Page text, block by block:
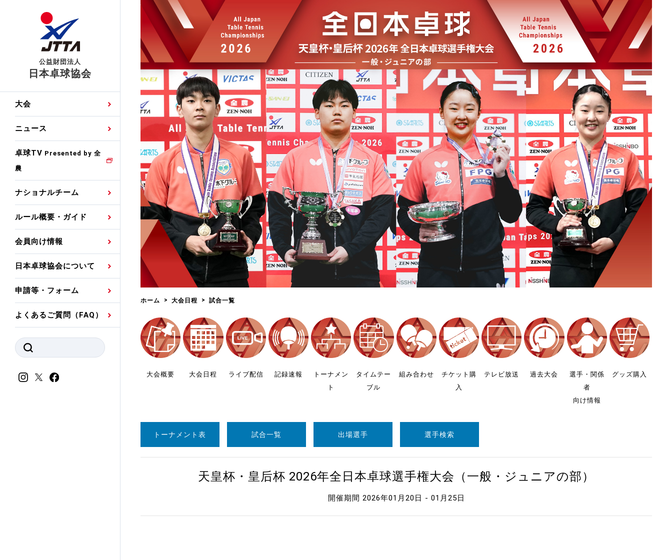
公益財団法人
日本卓球協会
大会 日程
公式記録
国内ランキング
公式大会優勝記録
ニュース
大会・試合
日本代表
特集
TV・メディア情報
お知らせ
プレスリリース
競技者(パスウェイ)・審判
その他
卓球TV Presented by 全
農
ナショナルチーム
男子ナショナルチーム選
手・候補
女子ナショナルチーム選
手・候補
男子世界ランキング
女子世界ランキング
各種選考基準
強化スタッフ
ルール概要・ガイド
卓球の基本的なルール
競技規則
観戦ガイド
卓球用語集
スポーツ栄養カルタ
会員向け情報
協会会員登録
ゼッケンについて
競技者育成事業
審判
指導者
公認資格者名簿
公認品一覧
公認メーカー一覧
委員会
指導者養成委員会
競技者育成委員会
スポーツ医・科学委員会
日本卓球協会について
卓球協会のミッション
会長あいさつ
役員委員
沿革・組織図
取り組み・活動
関連団体代表委員など
規程・お見舞い制度
ハンドブックデータ
事業計画・事業報告
財務諸表等
JTTAスポーツ団体ガバナ
ンスコード
販売品一覧
申請等・フォーム
国際交流届申込みフォーム
国際大会自主参加申請
競技ウエア広告申請
競技ウエアチーム名申請
日本卓球ルールのお問い合
わせ
審判員ネームプレート制作
申込
よくあるご質問（FAQ）
ホーム 大会日程 試合一覧
大会概要 大会日程 ライブ配信 記録速報
トーナメン
ト
タイムテー
ブル
組み合わせ
チケット購
入
テレビ放送 過去大会
選手・関係
者
向け情報
グッズ購入
トーナメント表 試合一覧 出場選手 選手検索
天皇杯・皇后杯 2026年全日本卓球選手権大会（一般・ジュニアの部）
開催期間 2026年01月20日 - 01月25日